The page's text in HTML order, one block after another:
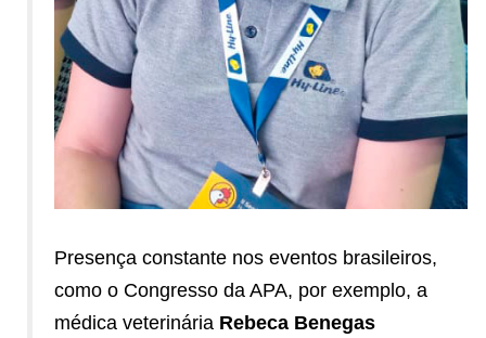
Presença constante nos eventos brasileiros,
como o Congresso da APA, por exemplo, a
médica veterinária Rebeca Benegas